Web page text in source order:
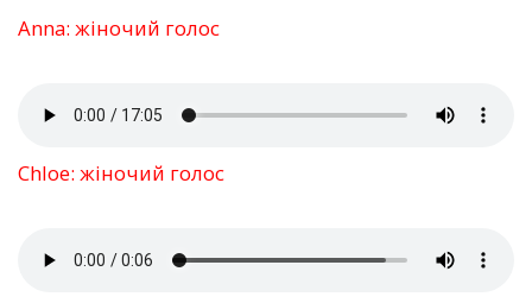
Anna: жіночий голос
Chloe: жіночий голос